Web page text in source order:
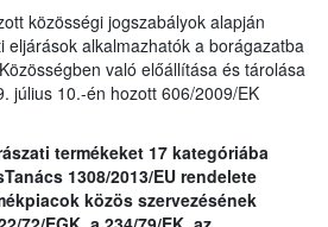
közösségi jogszabályok alapján
eljárások alkalmazhatók a borágazatba
való előállítása és tárolása
július 10.-én hozott 606/2009/EK
termékeket 17 kategóriába
1308/2013/EU rendelete
közös szervezésének